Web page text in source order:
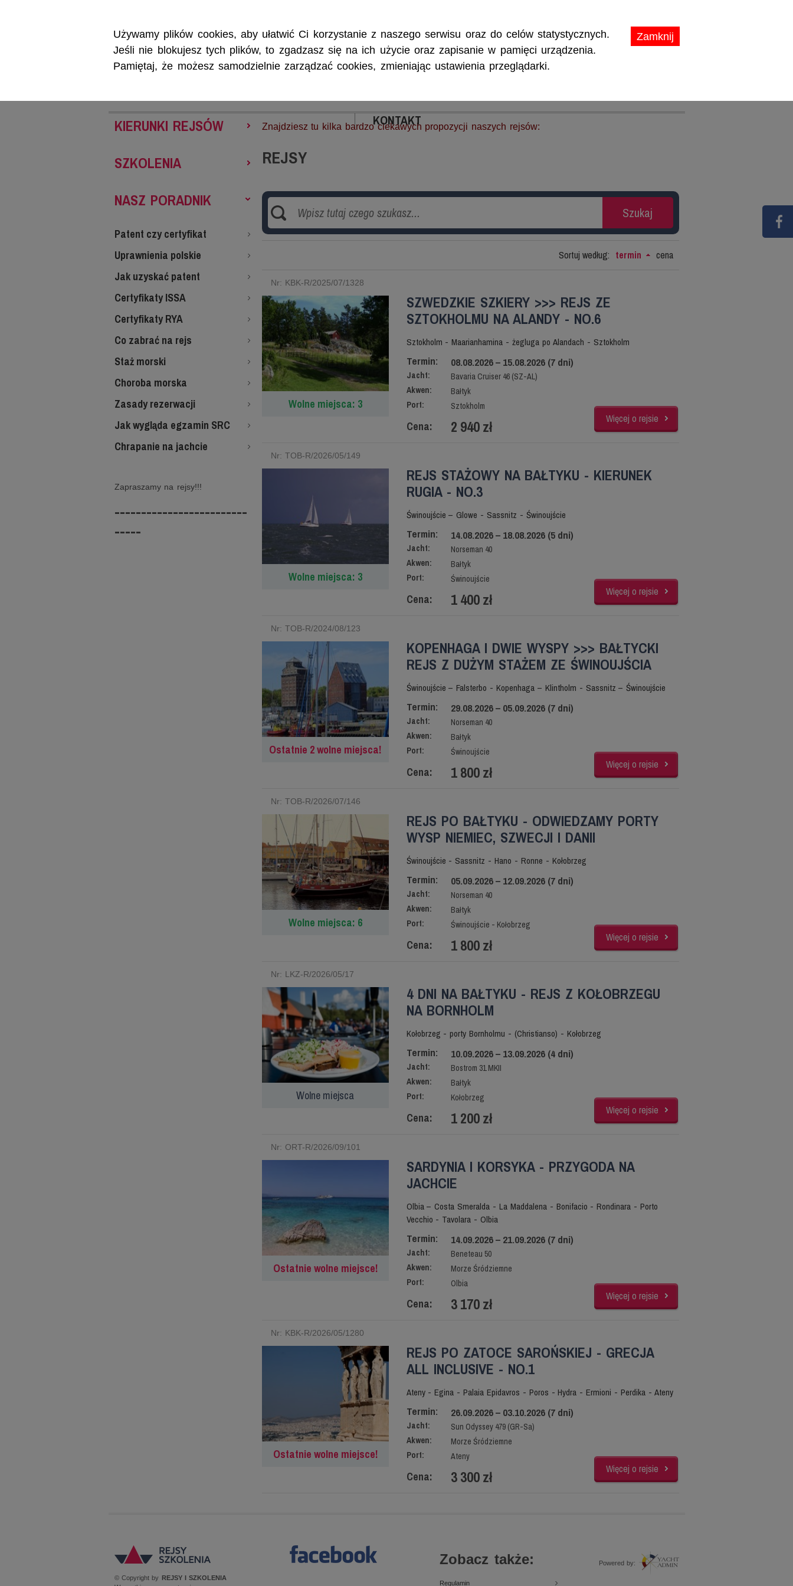
Zamknij
Używamy plików cookies, aby ułatwić Ci korzystanie z naszego serwisu oraz do celów statystycznych.
Jeśli nie blokujesz tych plików, to zgadzasz się na ich użycie oraz zapisanie w pamięci urządzenia.
Pamiętaj, że możesz samodzielnie zarządzać cookies, zmieniając ustawienia przeglądarki.
KONTAKT
Rejsy morskie i śródlądowe, szkolenia żeglarskie, patenty i certyfikaty.
Znajdziesz tu kilka bardzo ciekawych propozycji naszych rejsów:
REJSY
Sortuj według: termin cena
Nr: KBK-R/2025/07/1328
Wolne miejsca: 3
SZWEDZKIE SZKIERY >>> REJS ZE
SZTOKHOLMU NA ALANDY - NO.6
Sztokholm - Maarianhamina - żegluga po Alandach - Sztokholm
Termin: 08.08.2026 – 15.08.2026 (7 dni)
Jacht:
Bavaria Cruiser 46 (SZ-AL)
Akwen:
Bałtyk
Port:
Sztokholm
Cena: 2 940 zł Więcej o rejsie
Nr: TOB-R/2026/05/149
Wolne miejsca: 3
REJS STAŻOWY NA BAŁTYKU - KIERUNEK
RUGIA - NO.3
Świnoujście – Glowe - Sassnitz - Świnoujście
Termin: 14.08.2026 – 18.08.2026 (5 dni)
Jacht:
Norseman 40
Akwen:
Bałtyk
Port:
Świnoujście
Cena: 1 400 zł Więcej o rejsie
Nr: TOB-R/2024/08/123
Ostatnie 2 wolne miejsca!
KOPENHAGA I DWIE WYSPY >>> BAŁTYCKI
REJS Z DUŻYM STAŻEM ZE ŚWINOUJŚCIA
Świnoujście – Falsterbo - Kopenhaga – Klintholm - Sassnitz – Świnoujście
Termin: 29.08.2026 – 05.09.2026 (7 dni)
Jacht:
Norseman 40
Akwen:
Bałtyk
Port:
Świnoujście
Cena: 1 800 zł Więcej o rejsie
Nr: TOB-R/2026/07/146
Wolne miejsca: 6
REJS PO BAŁTYKU - ODWIEDZAMY PORTY
WYSP NIEMIEC, SZWECJI I DANII
Świnoujście - Sassnitz - Hano - Ronne - Kołobrzeg
Termin: 05.09.2026 – 12.09.2026 (7 dni)
Jacht:
Norseman 40
Akwen:
Bałtyk
Port:
Świnoujście - Kołobrzeg
Cena: 1 800 zł Więcej o rejsie
Nr: LKZ-R/2026/05/17
Wolne miejsca
4 DNI NA BAŁTYKU - REJS Z KOŁOBRZEGU
NA BORNHOLM
Kołobrzeg - porty Bornholmu - (Christianso) - Kołobrzeg
Termin: 10.09.2026 – 13.09.2026 (4 dni)
Jacht:
Bostrom 31 MKII
Akwen:
Bałtyk
Port:
Kołobrzeg
Cena: 1 200 zł Więcej o rejsie
Nr: ORT-R/2026/09/101
Ostatnie wolne miejsce!
SARDYNIA I KORSYKA - PRZYGODA NA
JACHCIE
Olbia – Costa Smeralda - La Maddalena - Bonifacio - Rondinara - Porto
Vecchio - Tavolara - Olbia
Termin: 14.09.2026 – 21.09.2026 (7 dni)
Jacht:
Beneteau 50
Akwen:
Morze Śródziemne
Port:
Olbia
Cena: 3 170 zł Więcej o rejsie
Nr: KBK-R/2026/05/1280
Ostatnie wolne miejsce!
REJS PO ZATOCE SAROŃSKIEJ - GRECJA
ALL INCLUSIVE - NO.1
Ateny - Egina - Palaia Epidavros - Poros - Hydra - Ermioni - Perdika - Ateny
Termin: 26.09.2026 – 03.10.2026 (7 dni)
Jacht:
Sun Odyssey 479 (GR-Sa)
Akwen:
Morze Śródziemne
Port:
Ateny
Cena: 3 300 zł Więcej o rejsie
KIERUNKI REJSÓW
SZKOLENIA
NASZ PORADNIK
Patent czy certyfikat
Uprawnienia polskie
Jak uzyskać patent
Certyfikaty ISSA
Certyfikaty RYA
Co zabrać na rejs
Staż morski
Choroba morska
Zasady rezerwacji
Jak wygląda egzamin SRC
Chrapanie na jachcie
Zapraszamy na rejsy!!!
-------------------------
-----
© Copyright by REJSY I SZKOLENIA
Powered by:
Zobacz także:
Regulamin